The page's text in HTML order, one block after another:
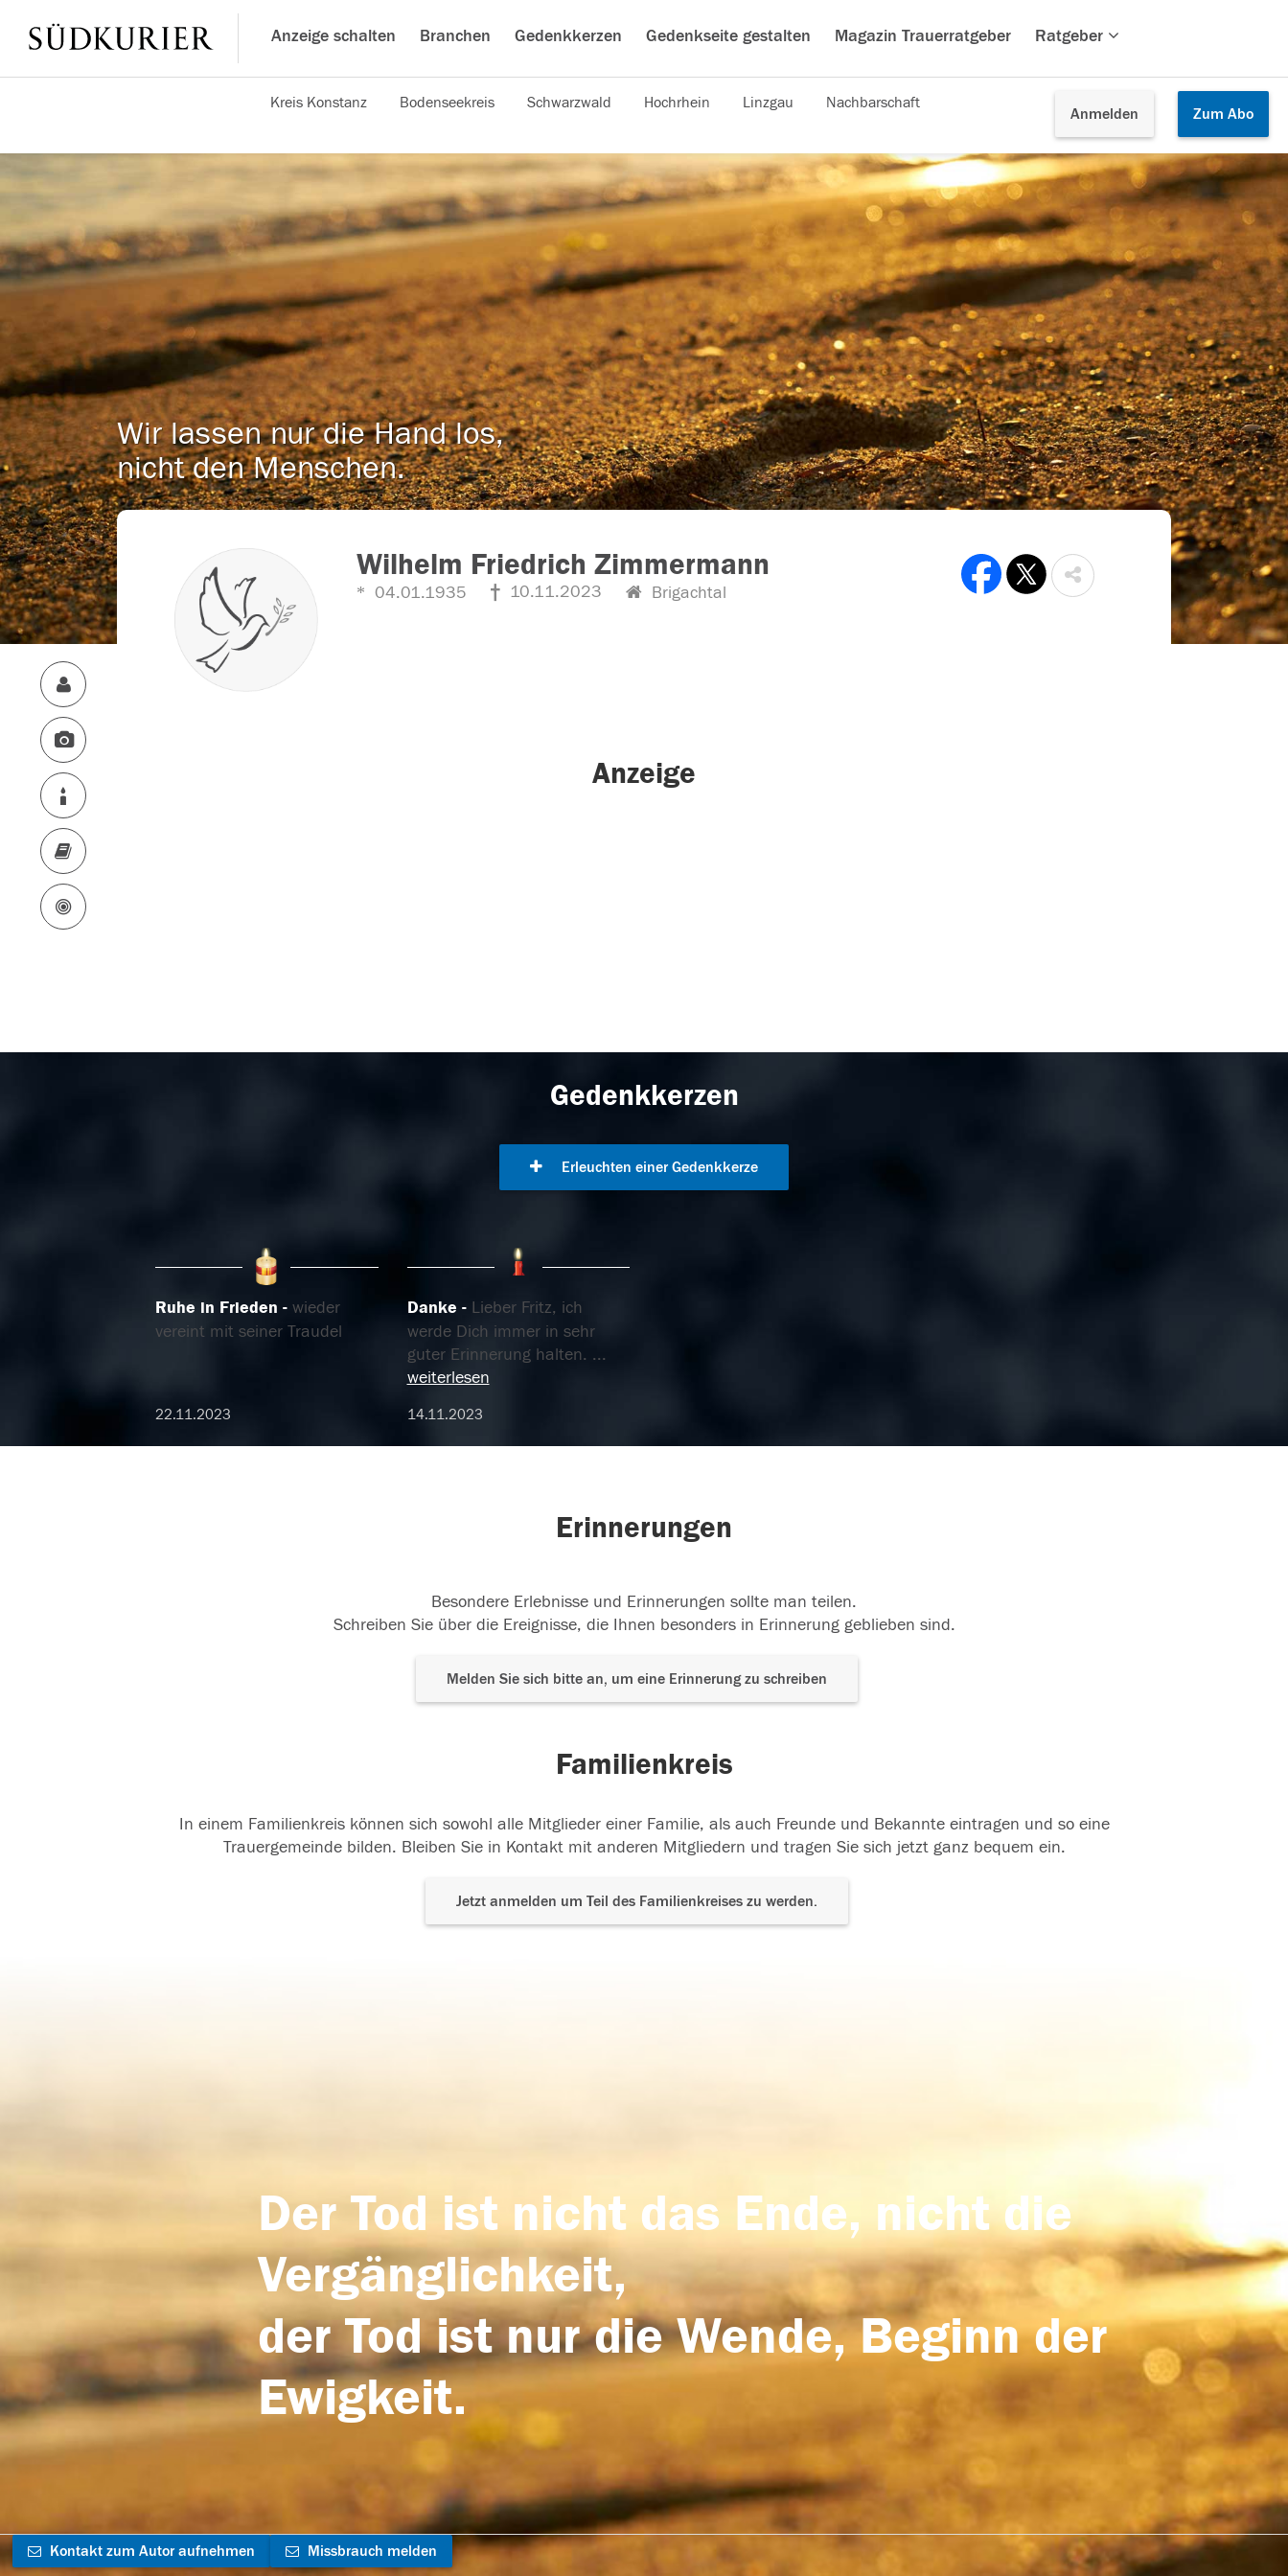
Anzeige schalten Branchen Gedenkkerzen Gedenkseite gestalten Magazin Trauerratgeber Ratgeber
Anmelden Zum Abo
Kreis Konstanz Bodenseekreis Schwarzwald Hochrhein Linzgau Nachbarschaft
Wir lassen nur die Hand los,
nicht den Menschen.
Wilhelm Friedrich Zimmermann
04.01.1935 10.11.2023 Brigachtal
Anzeige
Gedenkkerzen
Erleuchten einer Gedenkkerze
Ruhe in Frieden
wieder
vereint mit seiner Traudel
22.11.2023
Danke
Lieber Fritz, ich
werde Dich immer in sehr
guter Erinnerung halten. ...
weiterlesen
14.11.2023
Erinnerungen
Besondere Erlebnisse und Erinnerungen sollte man teilen.
Schreiben Sie über die Ereignisse, die Ihnen besonders in Erinnerung geblieben sind.
Melden Sie sich bitte an, um eine Erinnerung zu schreiben
Familienkreis
In einem Familienkreis können sich sowohl alle Mitglieder einer Familie, als auch Freunde und Bekannte eintragen und so eine
Trauergemeinde bilden. Bleiben Sie in Kontakt mit anderen Mitgliedern und tragen Sie sich jetzt ganz bequem ein.
Jetzt anmelden um Teil des Familienkreises zu werden.
Der Tod ist nicht das Ende, nicht die
Vergänglichkeit,
der Tod ist nur die Wende, Beginn der
Ewigkeit.
Kontakt zum Autor aufnehmen Missbrauch melden